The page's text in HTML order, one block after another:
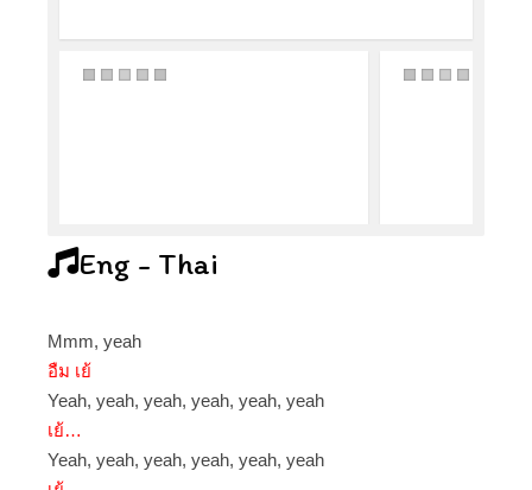
Eng - Thai
Mmm, yeah
อืม เย้
Yeah, yeah, yeah, yeah, yeah, yeah
เย้…
Yeah, yeah, yeah, yeah, yeah, yeah